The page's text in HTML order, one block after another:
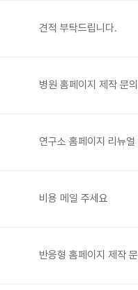
견적 부탁드립니다.
병원 홈페이지 제작 문의
연구소 홈페이지 리뉴얼
비용 메일 주세요
반응형 홈페이지 제작